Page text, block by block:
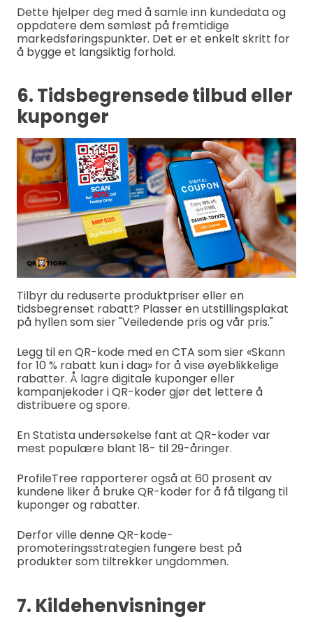
Dette hjelper deg med å samle inn kundedata og
oppdatere dem sømløst på fremtidige
markedsføringspunkter. Det er et enkelt skritt for
å bygge et langsiktig forhold.
6. Tidsbegrensede tilbud eller
kuponger
Tilbyr du reduserte produktpriser eller en
tidsbegrenset rabatt? Plasser en utstillingsplakat
på hyllen som sier "Veiledende pris og vår pris."
Legg til en QR-kode med en CTA som sier «Skann
for 10 % rabatt kun i dag» for å vise øyeblikkelige
rabatter. Å lagre digitale kuponger eller
kampanjekoder i QR-koder gjør det lettere å
distribuere og spore.
En Statista undersøkelse fant at QR-koder var
mest populære blant 18- til 29-åringer.
ProfileTree rapporterer også at 60 prosent av
kundene liker å bruke QR-koder for å få tilgang til
kuponger og rabatter.
Derfor ville denne QR-kode-
promoteringsstrategien fungere best på
produkter som tiltrekker ungdommen.
7. Kildehenvisninger